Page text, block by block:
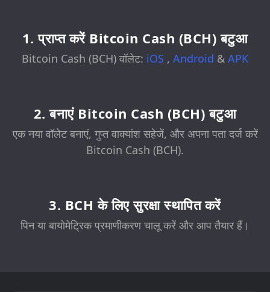
1. प्राप्त करें Bitcoin Cash (BCH) बटुआ
Bitcoin Cash (BCH) वॉलेट: iOS , Android & APK
2. बनाएं Bitcoin Cash (BCH) बटुआ
एक नया वॉलेट बनाएं, गुप्त वाक्यांश सहेजें, और अपना पता दर्ज करें
Bitcoin Cash (BCH).
3. BCH के लिए सुरक्षा स्थापित करें
पिन या बायोमेट्रिक प्रमाणीकरण चालू करें और आप तैयार हैं।